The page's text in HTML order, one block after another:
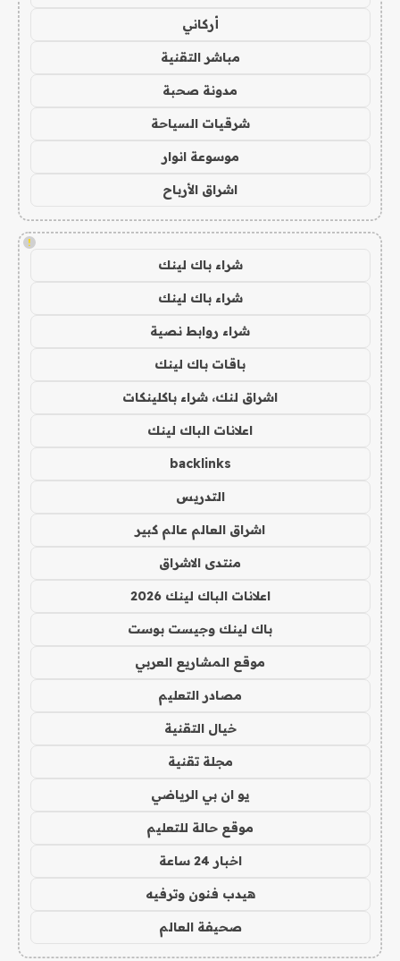
أركاني
مباشر التقنية
مدونة صحبة
شرقيات السياحة
موسوعة انوار
اشراق الأرباح
!
شراء باك لينك
شراء باك لينك
شراء روابط نصية
باقات باك لينك
اشراق لنك، شراء باكلينكات
اعلانات الباك لينك
backlinks
التدريس
اشراق العالم عالم كبير
منتدى الاشراق
اعلانات الباك لينك 2026
باك لينك وجيست بوست
موقع المشاريع العربي
مصادر التعليم
خيال التقنية
مجلة تقنية
يو ان بي الرياضي
موقع حالة للتعليم
اخبار 24 ساعة
هيدب فنون وترفيه
صحيفة العالم